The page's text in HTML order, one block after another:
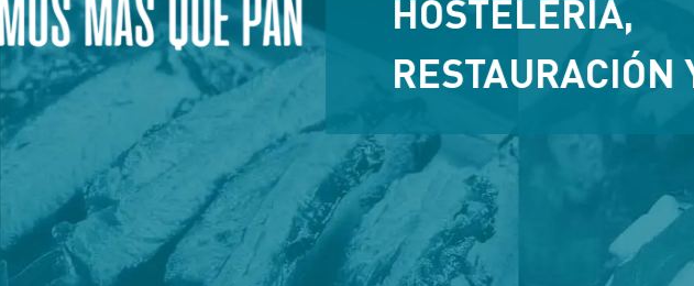
HOSTELERÍA,
RESTAURACIÓN